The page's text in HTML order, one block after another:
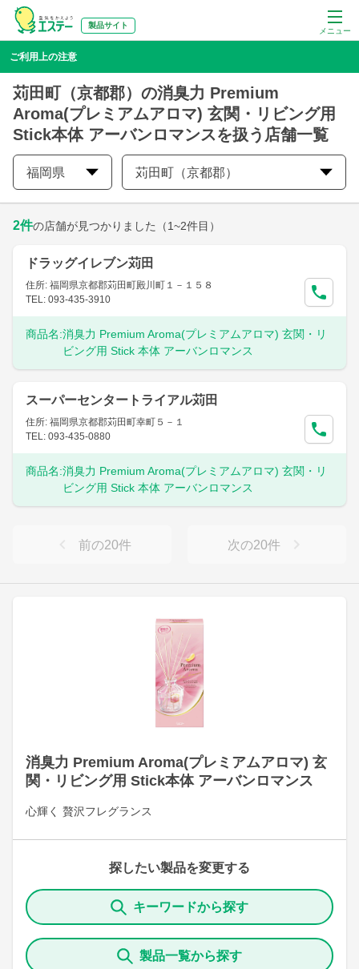
メニュー
製品サイト
ご利用上の注意
苅田町（京都郡）の消臭力 Premium
Aroma(プレミアムアロマ) 玄関・リビング用
Stick本体 アーバンロマンスを扱う店舗一覧
福岡県 苅田町（京都郡）
消臭力 Premium Aroma(プレミアムアロマ) 玄
関・リビング用 Stick本体 アーバンロマンス
心輝く 贅沢フレグランス
探したい製品を変更する
キーワードから探す
製品一覧から探す
2件の店舗が見つかりました （1~2件目）
ドラッグイレブン苅田
住所: 福岡県京都郡苅田町殿川町１－１５８
TEL: 093-435-3910
商品名:消臭力 Premium Aroma(プレミアムアロマ) 玄関・リ
ビング用 Stick 本体 アーバンロマンス
スーパーセンタートライアル苅田
住所: 福岡県京都郡苅田町幸町５－１
TEL: 093-435-0880
商品名:消臭力 Premium Aroma(プレミアムアロマ) 玄関・リ
ビング用 Stick 本体 アーバンロマンス
前の20件 次の20件